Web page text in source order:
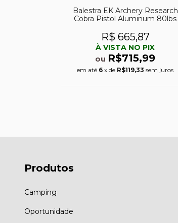
Balestra EK Archery Research
Cobra Pistol Aluminum 80lbs
R$ 665,87
À VISTA NO PIX
ou R$715,99
em até 6 x de R$119,33 sem juros
Produtos
Camping
Oportunidade